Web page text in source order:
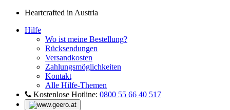
Heartcrafted in Austria
Hilfe
Wo ist meine Bestellung?
Rücksendungen
Versandkosten
Zahlungsmöglichkeiten
Kontakt
Alle Hilfe-Themen
Kostenlose Hotline: 0800 55 66 40 517